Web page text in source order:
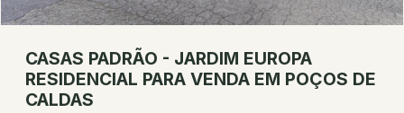
CASAS PADRÃO - JARDIM EUROPA
RESIDENCIAL PARA VENDA EM POÇOS DE
CALDAS